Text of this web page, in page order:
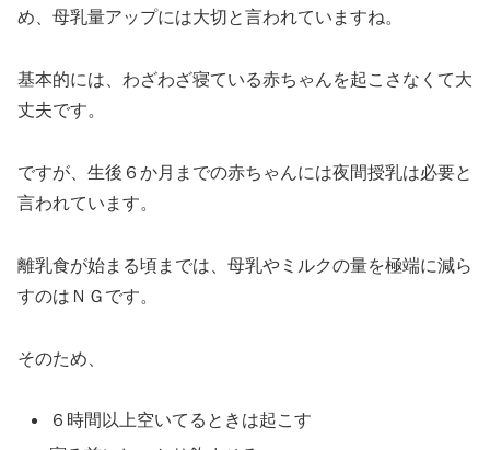
め、母乳量アップには大切と言われていますね。
基本的には、わざわざ寝ている赤ちゃんを起こさなくて大
丈夫です。
ですが、生後６か月までの赤ちゃんには夜間授乳は必要と
言われています。
離乳食が始まる頃までは、母乳やミルクの量を極端に減ら
すのはＮＧです。
そのため、
６時間以上空いてるときは起こす